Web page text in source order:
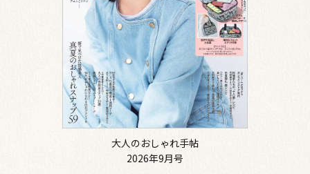
大人のおしゃれ手帖
2026年9月号